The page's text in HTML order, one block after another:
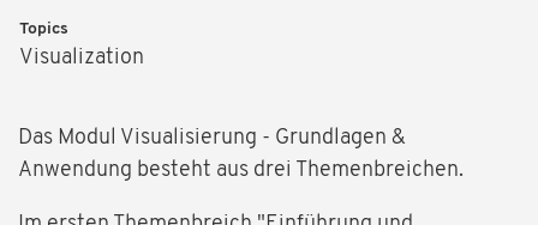
Das Modul Visualisierung - Grundlagen &
Anwendung besteht aus drei Themenbreichen.
Topics
Visualization